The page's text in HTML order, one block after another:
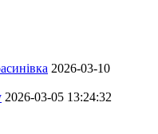
2026-03-10
2026-03-05 13:24:32